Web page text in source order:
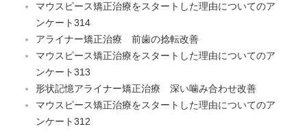
マウスピース矯正治療をスタートした理由についてのア
ンケート314
アライナー矯正治療 前歯の捻転改善
マウスピース矯正治療をスタートした理由についてのア
ンケート313
形状記憶アライナー矯正治療 深い噛み合わせ改善
マウスピース矯正治療をスタートした理由についてのア
ンケート312